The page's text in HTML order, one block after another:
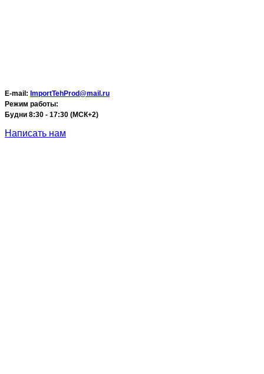
E-mail: ImportTehProd@mail.ru
Режим работы:
Будни 8:30 - 17:30 (МСК+2)
Написать нам